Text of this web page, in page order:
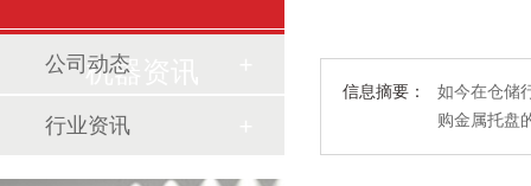
信息摘要：
如今在仓储行
购金属托盘
机器资讯
公司动态
行业资讯